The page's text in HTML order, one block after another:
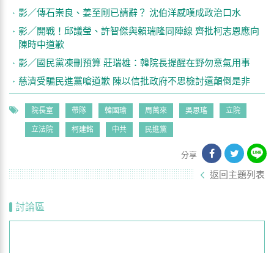
影／傳石崇良、姜至剛已請辭？ 沈伯洋感嘆成政治口水
影／開戰！邱議瑩、許智傑與賴瑞隆同陣線 齊批柯志恩應向
陳時中道歉
影／國民黨凍刪預算 莊瑞雄：韓院長提醒在野勿意氣用事
慈濟受騙民進黨嗆道歉 陳以信批政府不思檢討還顛倒是非
院長室 帶隊 韓國瑜 周萬來 吳思瑤 立院
立法院 柯建銘 中共 民進黨
分享
返回主題列表
討論區